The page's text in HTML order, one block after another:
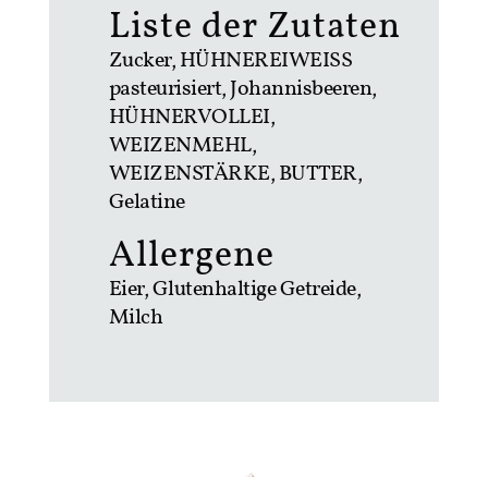
Liste der Zutaten
Zucker, HÜHNEREIWEISS
pasteurisiert, Johannisbeeren,
HÜHNERVOLLEI,
WEIZENMEHL,
WEIZENSTÄRKE, BUTTER,
Gelatine
Allergene
Eier, Glutenhaltige Getreide,
Milch